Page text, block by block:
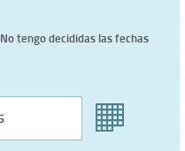
No tengo decididas las fechas